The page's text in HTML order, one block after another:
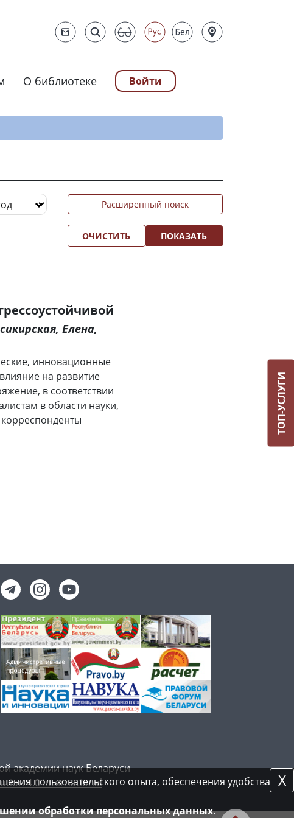
О библиотеке Войти
Расширенный поиск
ОЧИСТИТЬ ПОКАЗАТЬ
Елена,
инновационные
на развитие
в соответствии
в области науки,
академии наук Беларуси
4.0 International
ТОП-УСЛУГИ
пользовательского опыта, обеспечения удобства
обработки персональных данных.
X